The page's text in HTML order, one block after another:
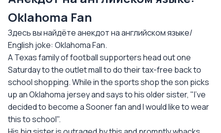
Oklahoma Fan
Здесь вы найдёте анекдот на английском языке/
English joke: Oklahoma Fan.
A Texas family of football supporters head out one
Saturday to the outlet mall to do their tax-free back to
school shopping. While in the sports shop the son picks
up an Oklahoma jersey and says to his older sister, "I've
decided to become a Sooner fan and I would like to wear
this to school".